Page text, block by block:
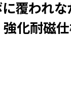
覆われ
強化耐磁